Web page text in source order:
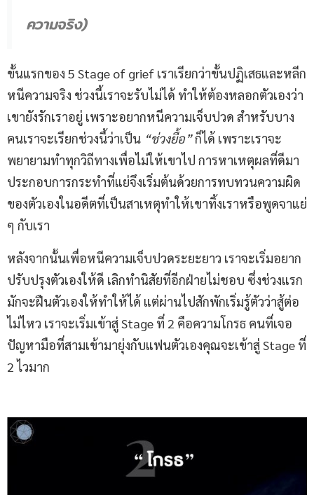
ความจริง)
ขั้นแรกของ 5 Stage of grief เราเรียกว่าขั้นปฏิเสธและหลีก
หนีความจริง ช่วงนี้เราจะรับไม่ได้ ทำให้ต้องหลอกตัวเองว่า
เขายังรักเราอยู่ เพราะอยากหนีความเจ็บปวด สำหรับบาง
คนเราจะเรียกช่วงนี้ว่าเป็น “ช่วงยื้อ”ก็ได้ เพราะเราจะ
พยายามทำทุกวิถีทางเพื่อไม่ให้เขาไป การหาเหตุผลที่ดีมา
ประกอบการกระทำที่แย่จึงเริ่มต้นด้วยการทบทวนความผิด
ของตัวเองในอดีตที่เป็นสาเหตุทำให้เขาทิ้งเราหรือพูดจาแย่
ๆ กับเรา
หลังจากนั้นเพื่อหนีความเจ็บปวดระยะยาว เราจะเริ่มอยาก
ปรับปรุงตัวเองให้ดี เลิกทำนิสัยที่อีกฝ่ายไม่ชอบ ซึ่งช่วงแรก
มักจะฝืนตัวเองให้ทำให้ได้ แต่ผ่านไปสักพักเริ่มรู้ตัวว่าสู้ต่อ
ไม่ไหว เราจะเริ่มเข้าสู่ Stage ที่ 2 คือความโกรธ คนที่เจอ
ปัญหามือที่สามเข้ามายุ่งกับแฟนตัวเองคุณจะเข้าสู่ Stage ที่
2 ไวมาก